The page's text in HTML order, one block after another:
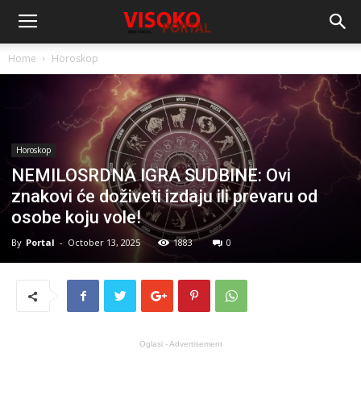
Home Horoskop
Horoskop
NEMILOSRDNA IGRA SUDBINE: Ovi
znakovi će doživeti izdaju ili prevaru od
osobe koju vole!
By Portal - October 13, 2025 1883 0
Oglasi - Advertisement